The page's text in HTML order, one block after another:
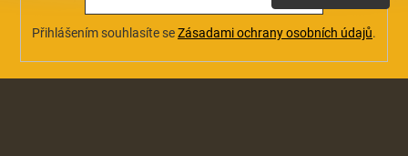
Přihlášením souhlasíte seZásadami ochrany osobních údajů.